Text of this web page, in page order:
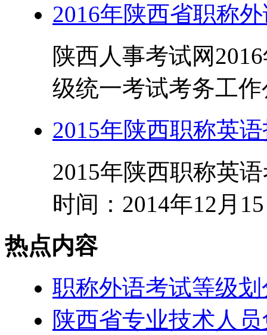
2016年陕西省职称
陕西人事考试网
级统一考试考务工
2015年陕西职称英
2015年陕西职称英
时间：2014年12月
热点内容
职称外语考试等级
陕西省专业技术人